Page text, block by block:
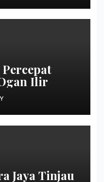
Ilir
Jaya Tinjau